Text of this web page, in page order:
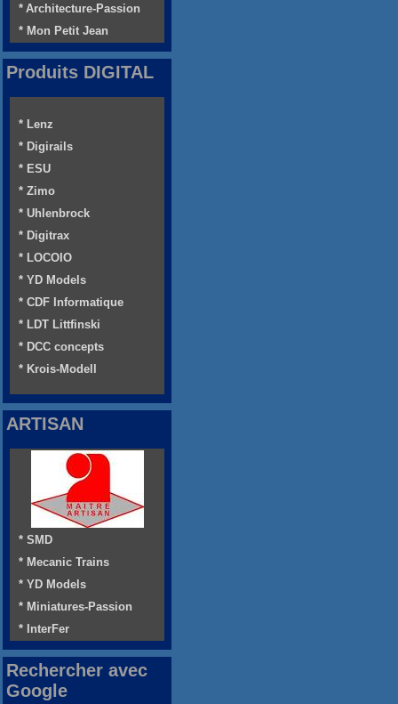
* Architecture-Passion
* Mon Petit Jean
Produits DIGITAL
* Lenz
* Digirails
* ESU
* Zimo
* Uhlenbrock
* Digitrax
* LOCOIO
* YD Models
* CDF Informatique
* LDT Littfinski
* DCC concepts
* Krois-Modell
ARTISAN
* SMD
* Mecanic Trains
* YD Models
* Miniatures-Passion
* InterFer
Rechercher avec
Google